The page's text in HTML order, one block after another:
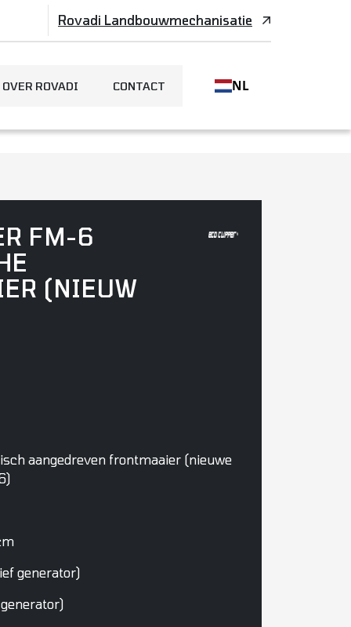
Rovadi Landbouwmechanisatie
NL
OVER ROVADI CONTACT
FM-6
(NIEUW
aangedreven frontmaaier (nieuwe
generator)